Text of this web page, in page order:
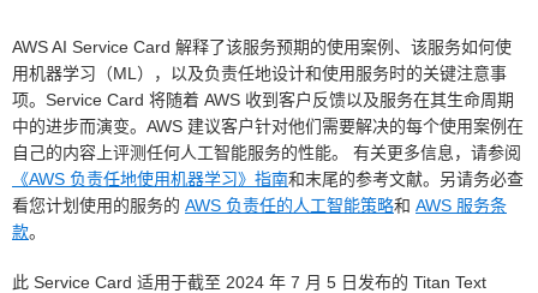
资源
AWS AI Service Card 解释了该服务预期的使用案例、该服务如何使
用机器学习（ML），以及负责任地设计和使用服务时的关键注意事
项。Service Card 将随着 AWS 收到客户反馈以及服务在其生命周期
中的进步而演变。AWS 建议客户针对他们需要解决的每个使用案例在
自己的内容上评测任何人工智能服务的性能。 有关更多信息，请参阅
《AWS 负责任地使用机器学习》指南和末尾的参考文献。另请务必查
看您计划使用的服务的 AWS 负责任的人工智能策略和 AWS 服务条
款。
此 Service Card 适用于截至 2024 年 7 月 5 日发布的 Titan Text